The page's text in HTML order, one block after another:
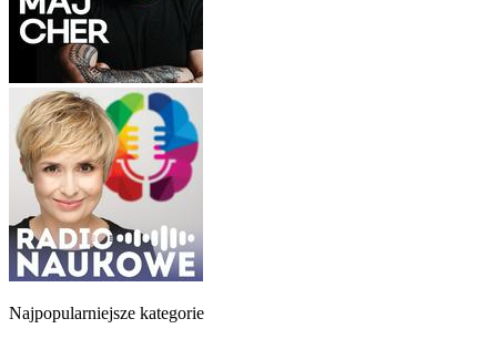
Najpopularniejsze kategorie